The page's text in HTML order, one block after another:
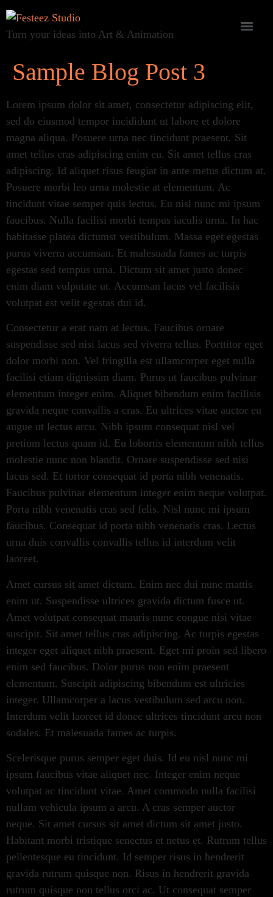
Turn your ideas into Art & Animation
Sample Blog Post 3
Lorem ipsum dolor sit amet, consectetur adipiscing elit,
sed do eiusmod tempor incididunt ut labore et dolore
magna aliqua. Posuere urna nec tincidunt praesent. Sit
amet tellus cras adipiscing enim eu. Sit amet tellus cras
adipiscing. Id aliquet risus feugiat in ante metus dictum at.
Posuere morbi leo urna molestie at elementum. Ac
tincidunt vitae semper quis lectus. Eu nisl nunc mi ipsum
faucibus. Nulla facilisi morbi tempus iaculis urna. In hac
habitasse platea dictumst vestibulum. Massa eget egestas
purus viverra accumsan. Et malesuada fames ac turpis
egestas sed tempus urna. Dictum sit amet justo donec
enim diam vulputate ut. Accumsan lacus vel facilisis
volutpat est velit egestas dui id.
Consectetur a erat nam at lectus. Faucibus ornare
suspendisse sed nisi lacus sed viverra tellus. Porttitor eget
dolor morbi non. Vel fringilla est ullamcorper eget nulla
facilisi etiam dignissim diam. Purus ut faucibus pulvinar
elementum integer enim. Aliquet bibendum enim facilisis
gravida neque convallis a cras. Eu ultrices vitae auctor eu
augue ut lectus arcu. Nibh ipsum consequat nisl vel
pretium lectus quam id. Eu lobortis elementum nibh tellus
molestie nunc non blandit. Ornare suspendisse sed nisi
lacus sed. Et tortor consequat id porta nibh venenatis.
Faucibus pulvinar elementum integer enim neque volutpat.
Porta nibh venenatis cras sed felis. Nisl nunc mi ipsum
faucibus. Consequat id porta nibh venenatis cras. Lectus
urna duis convallis convallis tellus id interdum velit
laoreet.
Amet cursus sit amet dictum. Enim nec dui nunc mattis
enim ut. Suspendisse ultrices gravida dictum fusce ut.
Amet volutpat consequat mauris nunc congue nisi vitae
suscipit. Sit amet tellus cras adipiscing. Ac turpis egestas
integer eget aliquet nibh praesent. Eget mi proin sed libero
enim sed faucibus. Dolor purus non enim praesent
elementum. Suscipit adipiscing bibendum est ultricies
integer. Ullamcorper a lacus vestibulum sed arcu non.
Interdum velit laoreet id donec ultrices tincidunt arcu non
sodales. Et malesuada fames ac turpis.
Scelerisque purus semper eget duis. Id eu nisl nunc mi
ipsum faucibus vitae aliquet nec. Integer enim neque
volutpat ac tincidunt vitae. Amet commodo nulla facilisi
nullam vehicula ipsum a arcu. A cras semper auctor
neque. Sit amet cursus sit amet dictum sit amet justo.
Habitant morbi tristique senectus et netus et. Rutrum tellus
pellentesque eu tincidunt. Id semper risus in hendrerit
gravida rutrum quisque non. Risus in hendrerit gravida
rutrum quisque non tellus orci ac. Ut consequat semper